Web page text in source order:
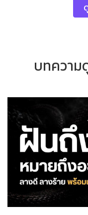
บทความ